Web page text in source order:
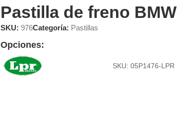
Pastilla de freno BMW
SKU: 976Categoría: Pastillas
Opciones:
SKU: 05P1476-LPR